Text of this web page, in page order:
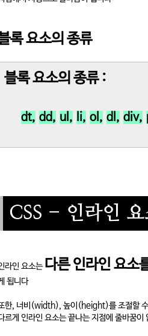
록 요소의 종류
블록 요소의 종류 :
dt, dd, ul, li, ol, dl, div,
CSS - 인라인
라인 요소는다른 인라인 요소
됩니다
한, 너비(width), 높이(height)를 조절할
르게 인라인 요소는 끝나는 지점에 줄바꿈이